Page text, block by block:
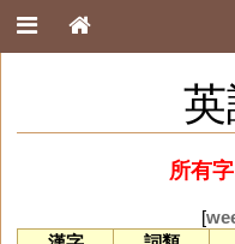
所有字
[